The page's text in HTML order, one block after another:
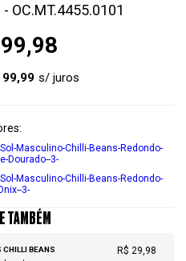
- OC.MT.4455.0101
99,99
TAMBÉM
CHILLI BEANS R$ 29,98